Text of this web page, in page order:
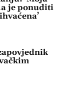
je ponuditi